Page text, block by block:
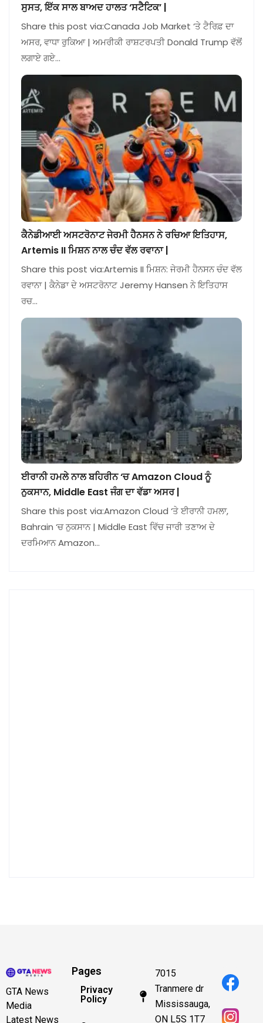
ਸੁਸਤ, ਇੱਕ ਸਾਲ ਬਾਅਦ ਹਾਲਤ ‘ਸਟੈਟਿਕ’ |
Share this post via:Canada Job Market ‘ਤੇ ਟੈਰਿਫ਼ ਦਾ
ਅਸਰ, ਵਾਧਾ ਰੁਕਿਆ | ਅਮਰੀਕੀ ਰਾਸ਼ਟਰਪਤੀ Donald Trump ਵੱਲੋਂ
ਲਗਾਏ ਗਏ…
ਕੈਨੇਡੀਆਈ ਅਸਟਰੋਨਾਟ ਜੇਰਮੀ ਹੈਨਸਨ ਨੇ ਰਚਿਆ ਇਤਿਹਾਸ,
Artemis II ਮਿਸ਼ਨ ਨਾਲ ਚੰਦ ਵੱਲ ਰਵਾਨਾ |
Share this post via:Artemis II ਮਿਸ਼ਨ: ਜੇਰਮੀ ਹੈਨਸਨ ਚੰਦ ਵੱਲ
ਰਵਾਨਾ | ਕੈਨੇਡਾ ਦੇ ਅਸਟਰੋਨਾਟ Jeremy Hansen ਨੇ ਇਤਿਹਾਸ
ਰਚ…
ਈਰਾਨੀ ਹਮਲੇ ਨਾਲ ਬਹਿਰੀਨ ‘ਚ Amazon Cloud ਨੂੰ
ਨੁਕਸਾਨ, Middle East ਜੰਗ ਦਾ ਵੱਡਾ ਅਸਰ |
Share this post via:Amazon Cloud ‘ਤੇ ਈਰਾਨੀ ਹਮਲਾ,
Bahrain ‘ਚ ਨੁਕਸਾਨ | Middle East ਵਿੱਚ ਜਾਰੀ ਤਣਾਅ ਦੇ
ਦਰਮਿਆਨ Amazon…
GTA News
Media
Latest News
Pages
Privacy
Policy
7015
Tranmere dr
Mississauga,
ON L5S 1T7